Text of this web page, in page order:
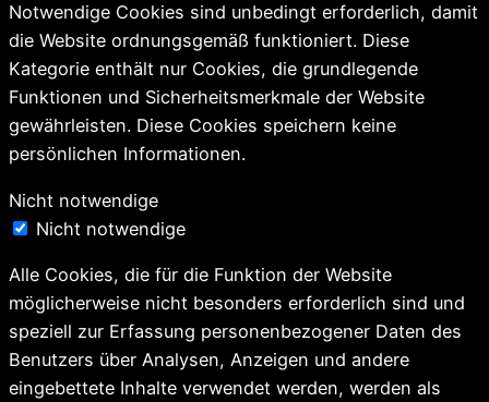
Notwendige Cookies sind unbedingt erforderlich, damit
die Website ordnungsgemäß funktioniert. Diese
Kategorie enthält nur Cookies, die grundlegende
Funktionen und Sicherheitsmerkmale der Website
gewährleisten. Diese Cookies speichern keine
persönlichen Informationen.
Nicht notwendige
Nicht notwendige
Alle Cookies, die für die Funktion der Website
möglicherweise nicht besonders erforderlich sind und
speziell zur Erfassung personenbezogener Daten des
Benutzers über Analysen, Anzeigen und andere
eingebettete Inhalte verwendet werden, werden als